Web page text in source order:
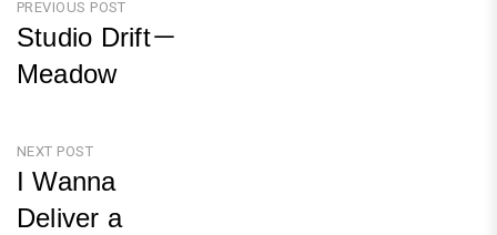
文
章
導
覽
PREVIOUS POST
Studio Drift－
Meadow
NEXT POST
I Wanna
Deliver a